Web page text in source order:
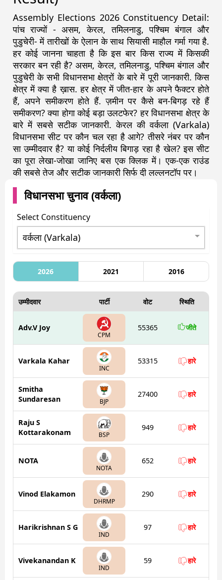
Assembly Elections 2026 Constituency Detail:
पांच राज्यों - असम, केरल, तमिलनाडु, पश्चिम बंगाल और
पुडुचेरी- में तारीखों के ऐलान के साथ सियासी माहौल गर्मा गया है.
हर कोई जानना चाहता है कि इस बार किस राज्य में किसकी
सरकार बन रही है? असम, केरल, तमिलनाडु, पश्चिम बंगाल और
पुडुचेरी के सभी विधानसभा क्षेत्रों के बारे में पूरी जानकारी. किस
क्षेत्र में क्या है ख़ास. हर क्षेत्र में जीत-हार के अपने फैक्टर होते
हैं, अपने समीकरण होते हैं. ज़मीन पर कैसे बन-बिगड़ रहे हैं
समीकरण? क्या होगा कोई बड़ा उलटफेर? हर विधानसभा क्षेत्र के
बारे में सबसे सटीक जानकारी. केरल की वर्कला (Varkala)
विधानसभा सीट पर कौन चल रहा है आगे? तीसरे नंबर पर कौन
सा उम्मीदवार है? या कोई निर्दलीय बिगाड़ रहा है खेल? इस सीट
का पूरा लेखा-जोखा जानिए बस एक क्लिक में। एक-एक राउंड
की सबसे तेज और सटीक जानकारी सिर्फ दी लल्लनटॉप पर।
विधानसभा चुनाव (वर्कला)
Select Constituency
2026 2021 2016
उम्मीदवार पार्टी वोट स्थिति
Adv.V Joy
CPM
55365 जीते
Varkala Kahar
INC
53315 हारे
Smitha
Sundaresan
BJP
27400 हारे
Raju S
Kottarakonam
BSP
949 हारे
NOTA
NOTA
652 हारे
Vinod Elakamon
DHRMP
290 हारे
Harikrishnan S G
IND
97 हारे
Vivekanandan K
IND
59 हारे